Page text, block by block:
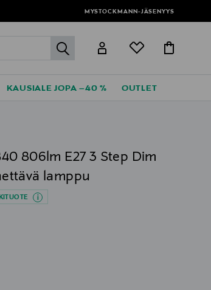
MYSTOCKMANN-JÄSENYYS
label.header.go
KAUSIALE JOPA –40 % OUTLET
806lm E27 3 Step Dim
lamppu